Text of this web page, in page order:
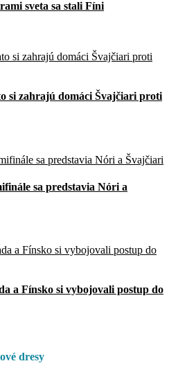
sveta sa stali Fíni
si zahrajú domáci Švajčiari proti
sa predstavia Nóri a
a Fínsko si vybojovali postup do
dresy